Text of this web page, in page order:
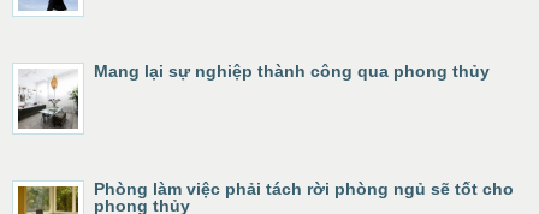
Mang lại sự nghiệp thành công qua phong thủy
Phòng làm việc phải tách rời phòng ngủ sẽ tốt cho
phong thủy